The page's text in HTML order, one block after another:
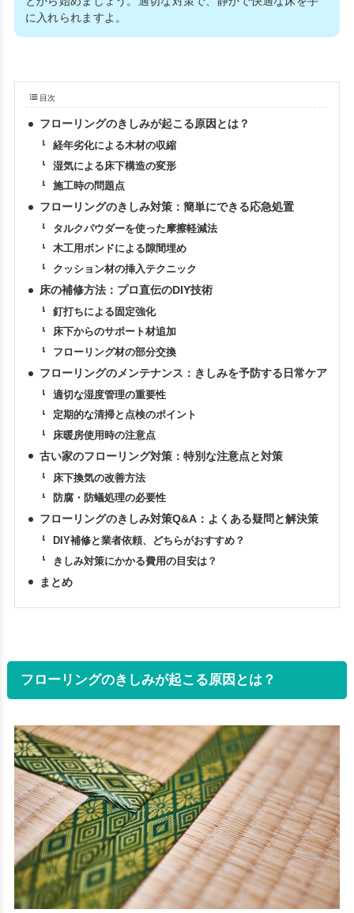
に入れられますよ。
目次
フローリングのきしみが起こる原因とは？
経年劣化による木材の収縮
湿気による床下構造の変形
施工時の問題点
フローリングのきしみ対策：簡単にできる応急処置
タルクパウダーを使った摩擦軽減法
木工用ボンドによる隙間埋め
クッション材の挿入テクニック
床の補修方法：プロ直伝のDIY技術
釘打ちによる固定強化
床下からのサポート材追加
フローリング材の部分交換
フローリングのメンテナンス：きしみを予防する日常ケア
適切な湿度管理の重要性
定期的な清掃と点検のポイント
床暖房使用時の注意点
古い家のフローリング対策：特別な注意点と対策
床下換気の改善方法
防腐・防蟻処理の必要性
フローリングのきしみ対策Q&A：よくある疑問と解決策
DIY補修と業者依頼、どちらがおすすめ？
きしみ対策にかかる費用の目安は？
まとめ
フローリングのきしみが起こる原因とは？